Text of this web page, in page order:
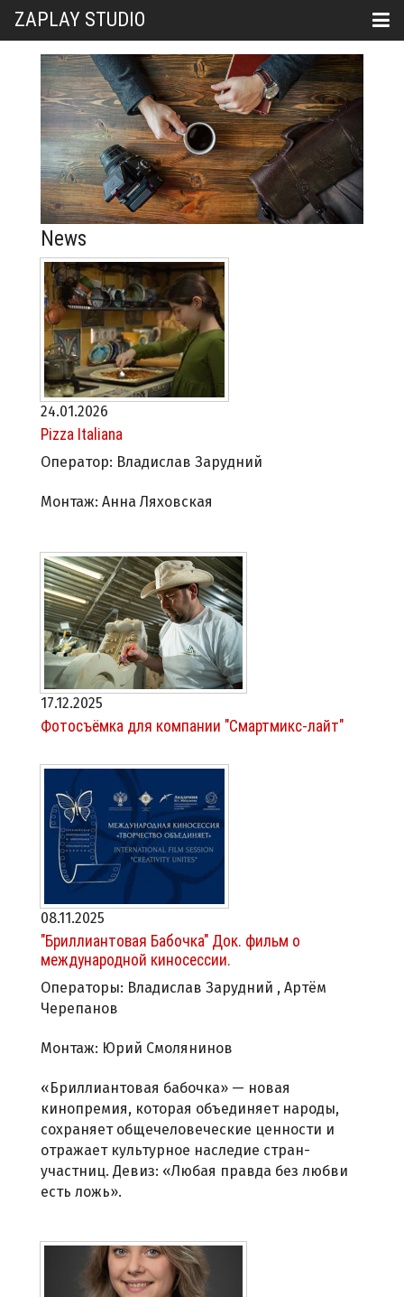
ZAPLAY STUDIO
News
24.01.2026
Pizza Italiana
Оператор: Владислав Зарудний
Монтаж: Анна Ляховская
17.12.2025
Фотосъёмка для компании "Смартмикс-лайт"
08.11.2025
"Бриллиантовая Бабочка" Док. фильм о
международной киносессии.
Операторы: Владислав Зарудний , Артём
Черепанов
Монтаж: Юрий Смолянинов
«Бриллиантовая бабочка» — новая
кинопремия, которая объединяет народы,
сохраняет общечеловеческие ценности и
отражает культурное наследие стран-
участниц. Девиз: «Любая правда без любви
есть ложь».